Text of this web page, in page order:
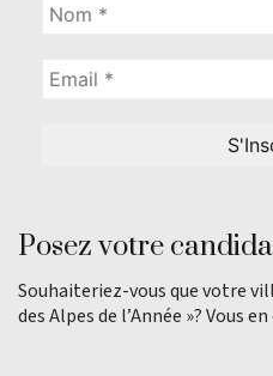
Posez votre
Souhaiteriez-vous que votre
des Alpes de l’Année »? Vous